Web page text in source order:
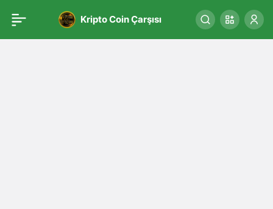
Kripto Coin Çarşısı